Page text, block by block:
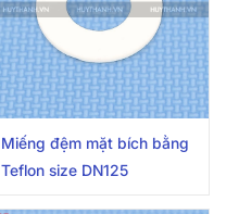
Miếng đệm mặt bích bằng
Teflon size DN125